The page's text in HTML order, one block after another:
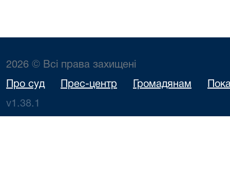
2026 © Всі права захищені
Про суд Прес-центр Громадянам
v1.38.1